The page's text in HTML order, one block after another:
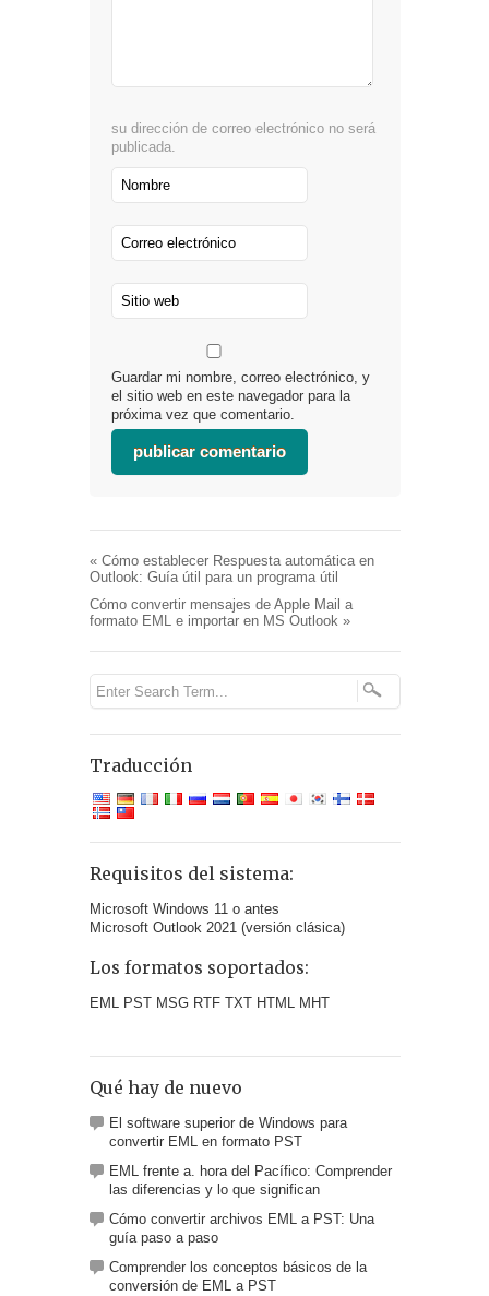
su dirección de correo electrónico no será
publicada.
Guardar mi nombre, correo electrónico, y
el sitio web en este navegador para la
próxima vez que comentario.
«Cómo establecer Respuesta automática en
Outlook: Guía útil para un programa útil
Cómo convertir mensajes de Apple Mail a
formato EML e importar en MS Outlook »
Traducción
Requisitos del sistema:
Microsoft Windows 11 o antes
Microsoft Outlook 2021 (versión clásica)
Los formatos soportados:
EML PST MSG RTF TXT HTML MHT
Qué hay de nuevo
El software superior de Windows para
convertir EML en formato PST
EML frente a. hora del Pacífico: Comprender
las diferencias y lo que significan
Cómo convertir archivos EML a PST: Una
guía paso a paso
Comprender los conceptos básicos de la
conversión de EML a PST